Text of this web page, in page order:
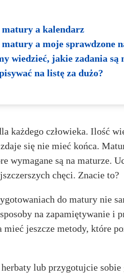
matury a kalendarz
a moje sprawdzone
wiedzieć, jakie zadania są
na listę za dużo?
każdego człowieka. Ilość
się nie mieć końca.
wymagane są na maturze.
chęci. Znacie to?
do matury nie
na zapamiętywanie i
jeszcze metody, które
lub przygotujcie sobie